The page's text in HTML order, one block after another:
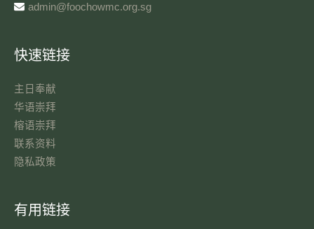
admin@foochowmc.org.sg
快速链接
主日奉献​
华语崇拜
榕语崇拜
联系资料​
隐私政策
有用链接